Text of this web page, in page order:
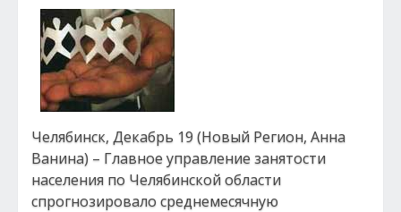
Челябинск, Декабрь 19 (Новый Регион, Анна
Ванина) – Главное управление занятости
населения по Челябинской области
спрогнозировало среднемесячную